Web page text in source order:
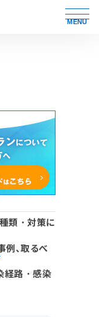
MENU
類・対策に
例、取るべ
経路・感染